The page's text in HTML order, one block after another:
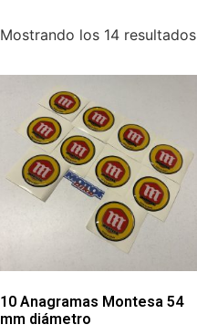
Mostrando los 14 resultados
10 Anagramas Montesa 54
mm diámetro